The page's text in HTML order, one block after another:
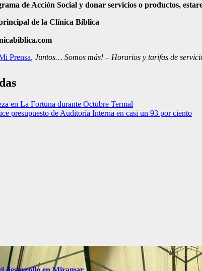
de Acción Social y donar servicios o productos,
de la Clínica Bíblica
Prensa, Juntos… Somos más! – Horarios y tarifas de
en La Fortuna durante Octubre Termal
presupuesto de Auditoría Interna en casi un 93 por ciento